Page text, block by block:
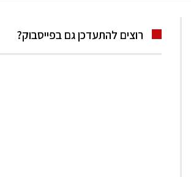
רוצים להתעדכן גם בפייסבוק?